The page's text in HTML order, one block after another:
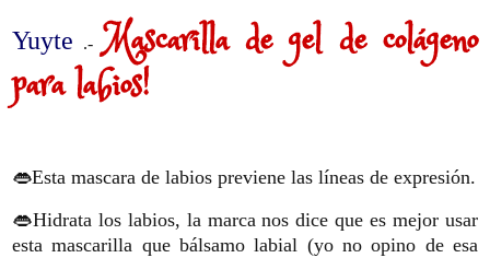
Yuyte .- Mascarilla de gel de colágeno
para labios!
👄Esta mascara de labios previene las líneas de expresión.
👄Hidrata los labios, la marca nos dice que es mejor usar
esta mascarilla que bálsamo labial (yo no opino de esa